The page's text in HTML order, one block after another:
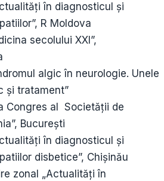
în diagnosticul și
R Moldova
secolului XXI”,
algic în neurologie. Unele
și tratament”
Congres al Societăţii de
Bucureşti
în diagnosticul și
disbetice”, Chișinău
zonal „Actualități în